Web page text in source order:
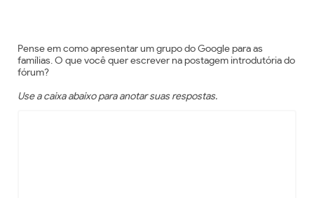
Pense em como apresentar um grupo do Google para as
famílias. O que você quer escrever na postagem introdutória do
fórum?
Use a caixa abaixo para anotar suas respostas.